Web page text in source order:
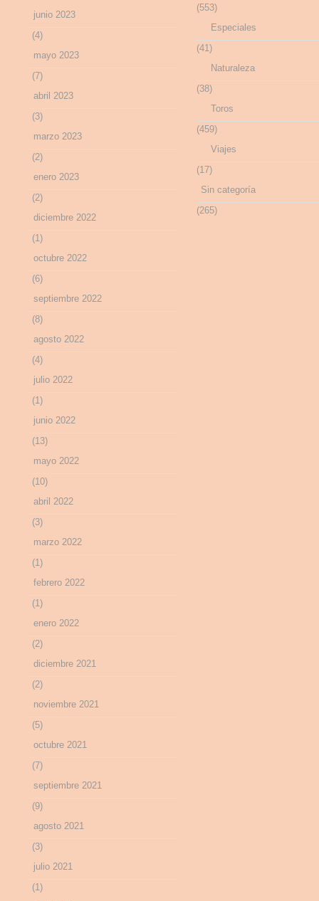
junio 2023
(4)
mayo 2023
(7)
abril 2023
(3)
marzo 2023
(2)
enero 2023
(2)
diciembre 2022
(1)
octubre 2022
(6)
septiembre 2022
(8)
agosto 2022
(4)
julio 2022
(1)
junio 2022
(13)
mayo 2022
(10)
abril 2022
(3)
marzo 2022
(1)
febrero 2022
(1)
enero 2022
(2)
diciembre 2021
(2)
noviembre 2021
(5)
octubre 2021
(7)
septiembre 2021
(9)
agosto 2021
(3)
julio 2021
(1)
(553)
Especiales
(41)
Naturaleza
(38)
Toros
(459)
Viajes
(17)
Sin categoría
(265)